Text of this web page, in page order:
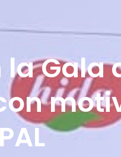
Gala